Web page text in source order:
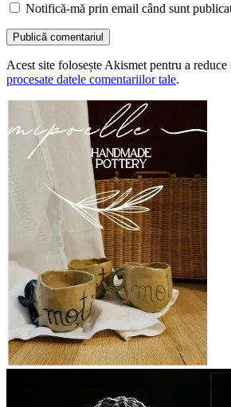
Notifică-mă prin email când sunt
Acest site folosește Akismet pentru a reduce
procesate datele comentariilor tale.